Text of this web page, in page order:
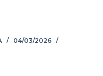
04/03/2026